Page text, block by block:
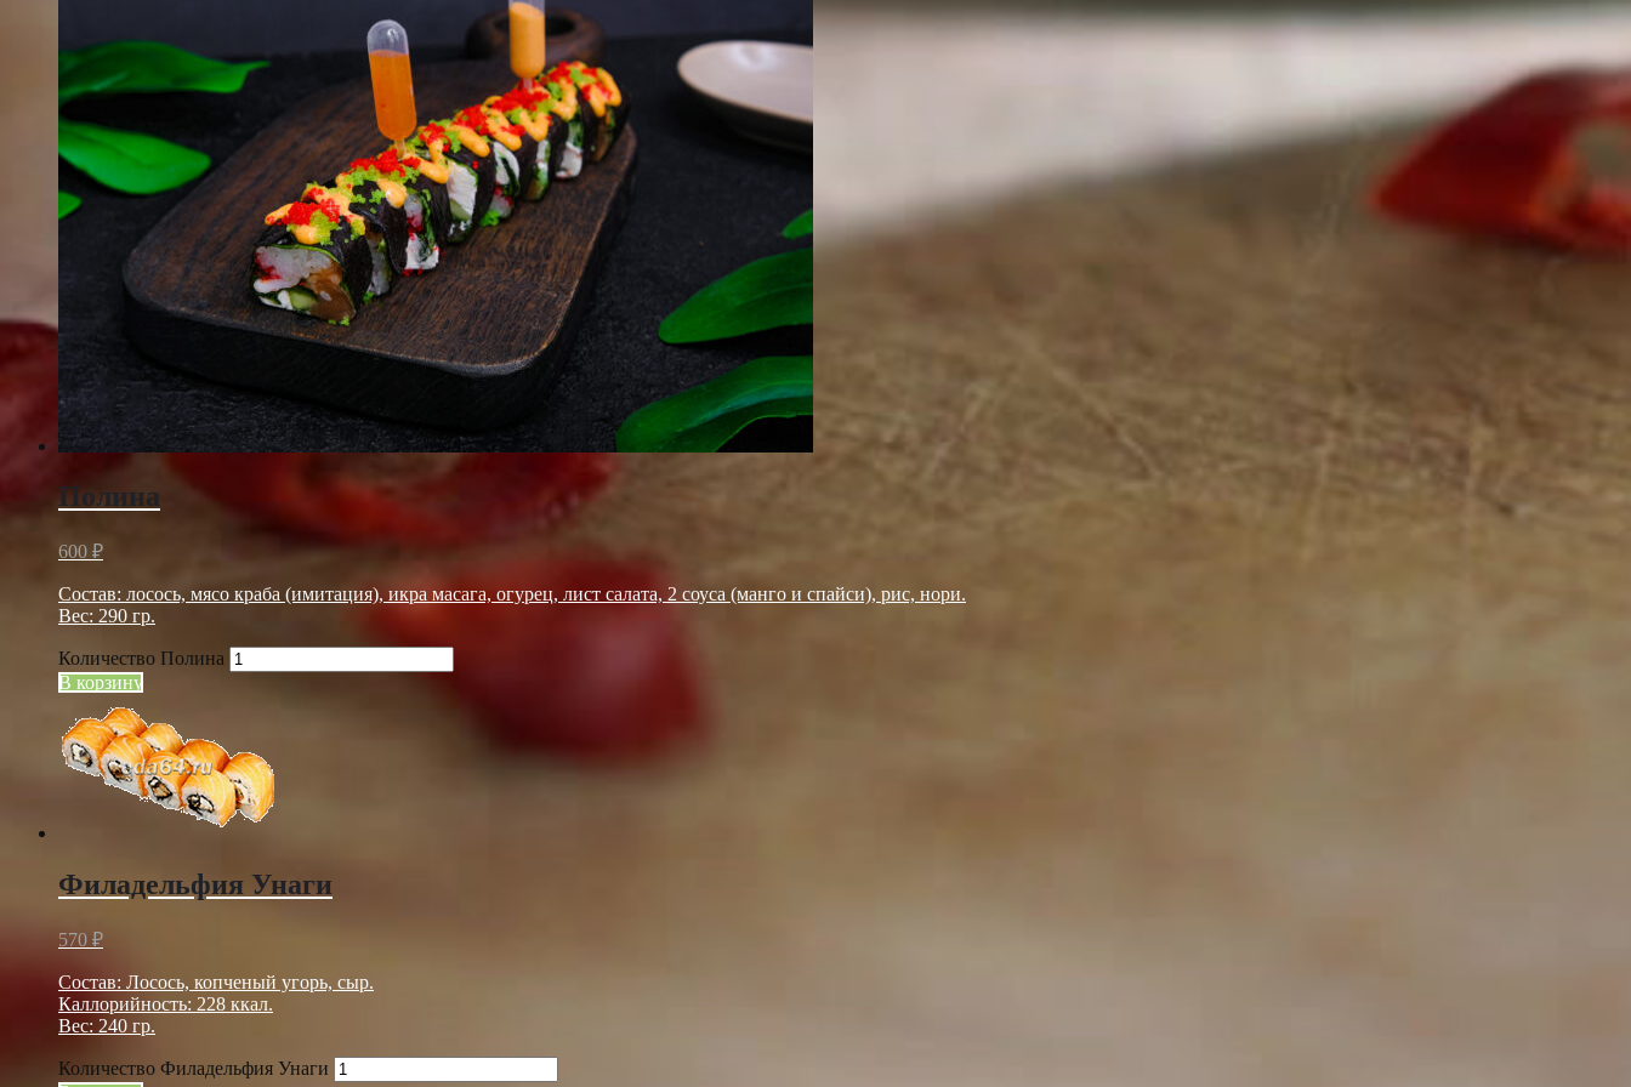
Полина
600 ₽
Состав: лосось, мясо краба (имитация), икра масага, огурец, лист салата, 2 соуса (манго и спайси), рис, нори.
Вес: 290 гр.
Количество Полина
В корзину
Филадельфия Унаги
570 ₽
Состав: Лосось, копченый угорь, сыр.
Каллорийность: 228 ккал.
Вес: 240 гр.
Количество Филадельфия Унаги